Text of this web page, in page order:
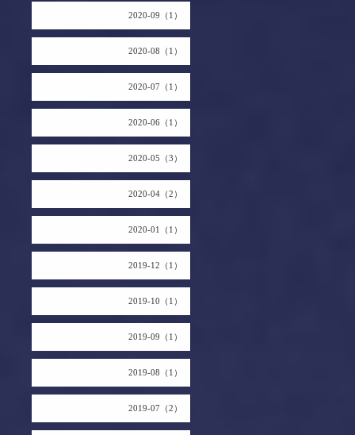
2020-09（1）
2020-08（1）
2020-07（1）
2020-06（1）
2020-05（3）
2020-04（2）
2020-01（1）
2019-12（1）
2019-10（1）
2019-09（1）
2019-08（1）
2019-07（2）